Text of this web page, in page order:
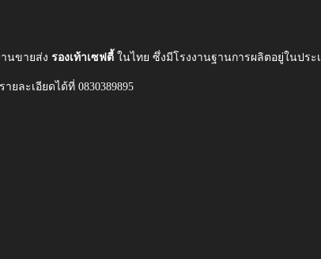
านขายส่งรองเท้าเซฟตี้ในไทย ซึ่งมีโรงงานฐานการผลิตอยู่ในปร
ยละเอียดได้ที่ 0830389895